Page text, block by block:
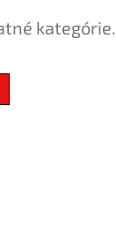
kategórie.